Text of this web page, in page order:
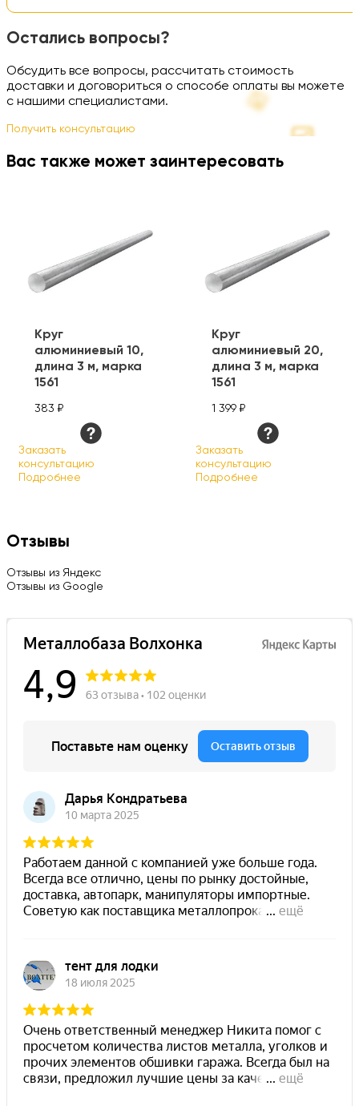
Остались вопросы?
Обсудить все вопросы, рассчитать стоимость
доставки и договориться о способе оплаты вы можете
с нашими специалистами.
Получить консультацию
Вас также может заинтересовать
Круг
алюминиевый 10,
длина 3 м, марка
1561
383 ₽
Заказать
консультацию
Подробнее
Круг
алюминиевый 20,
длина 3 м, марка
1561
1 399 ₽
Заказать
консультацию
Подробнее
Отзывы
Отзывы из Яндекс
Отзывы из Google